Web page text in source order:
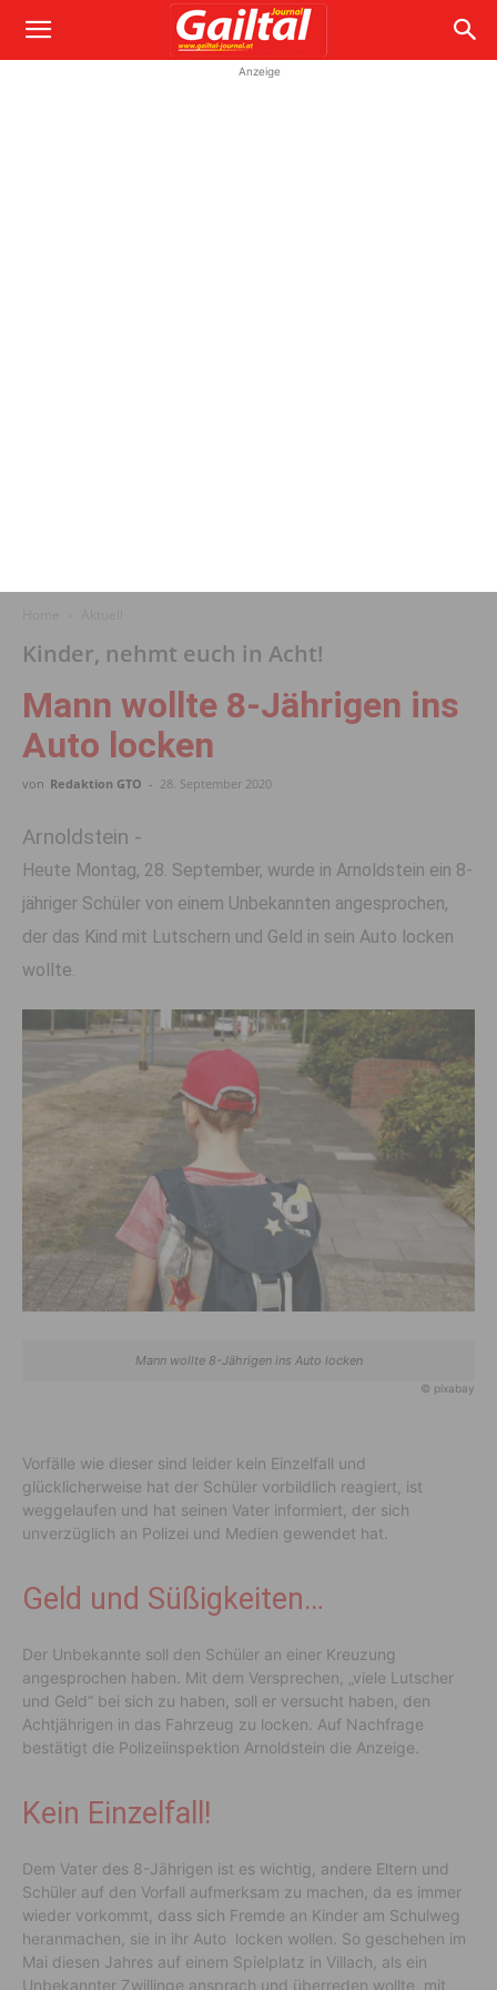
Anzeige
Kinder, nehmt euch in Acht!
Mann wollte 8-Jährigen ins
Auto locken
von Redaktion GTO - 28. September 2020
Arnoldstein -
Heute Montag, 28. September, wurde in Arnoldstein ein 8-
jähriger Schüler von einem Unbekannten angesprochen,
der das Kind mit Lutschern und Geld in sein Auto locken
wollte.
Mann wollte 8-Jährigen ins Auto locken
© pixabay
Vorfälle wie dieser sind leider kein Einzelfall und
glücklicherweise hat der Schüler vorbildlich reagiert, ist
weggelaufen und hat seinen Vater informiert, der sich
unverzüglich an Polizei und Medien gewendet hat.
Geld und Süßigkeiten…
Der Unbekannte soll den Schüler an einer Kreuzung
angesprochen haben. Mit dem Versprechen, „viele Lutscher
und Geld“ bei sich zu haben, soll er versucht haben, den
Achtjährigen in das Fahrzeug zu locken. Auf Nachfrage
bestätigt die Polizeiinspektion Arnoldstein die Anzeige.
Kein Einzelfall!
Dem Vater des 8-Jährigen ist es wichtig, andere Eltern und
Schüler auf den Vorfall aufmerksam zu machen, da es immer
wieder vorkommt, dass sich Fremde an Kinder am Schulweg
heranmachen, sie in ihr Auto locken wollen. So geschehen im
Mai diesen Jahres auf einem Spielplatz in Villach, als ein
Unbekannter Zwillinge ansprach und überreden wollte, mit